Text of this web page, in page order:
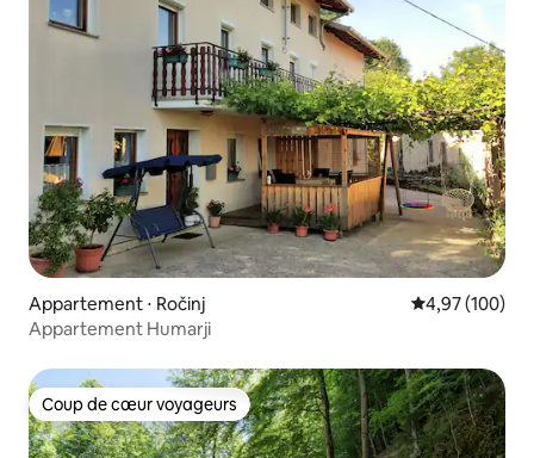
Appartement ⋅ Ročinj Évaluation
4,97 (100)
Appartement Humarji
Coup de cœur voyageurs
Coup de cœur voyageurs